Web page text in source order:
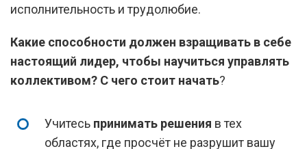
исполнительность и трудолюбие.
Какие способности должен взращивать в себе
настоящий лидер, чтобы научиться управлять
коллективом? С чего стоит начать?
Учитесь принимать решения в тех
областях, где просчёт не разрушит вашу